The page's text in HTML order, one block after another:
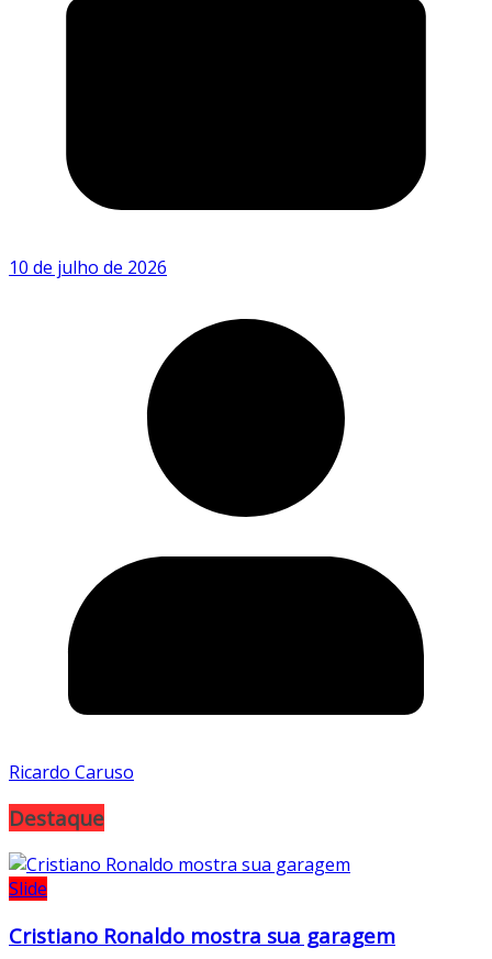
10 de julho de 2026
Ricardo Caruso
Destaque
Slide
Cristiano Ronaldo mostra sua garagem